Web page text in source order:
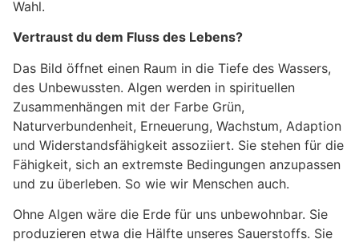
Wahl.
Vertraust du dem Fluss des Lebens?
Das Bild öffnet einen Raum in die Tiefe des Wassers,
des Unbewussten. Algen werden in spirituellen
Zusammenhängen mit der Farbe Grün,
Naturverbundenheit, Erneuerung, Wachstum, Adaption
und Widerstandsfähigkeit assoziiert. Sie stehen für die
Fähigkeit, sich an extremste Bedingungen anzupassen
und zu überleben. So wie wir Menschen auch.
Ohne Algen wäre die Erde für uns unbewohnbar. Sie
produzieren etwa die Hälfte unseres Sauerstoffs. Sie